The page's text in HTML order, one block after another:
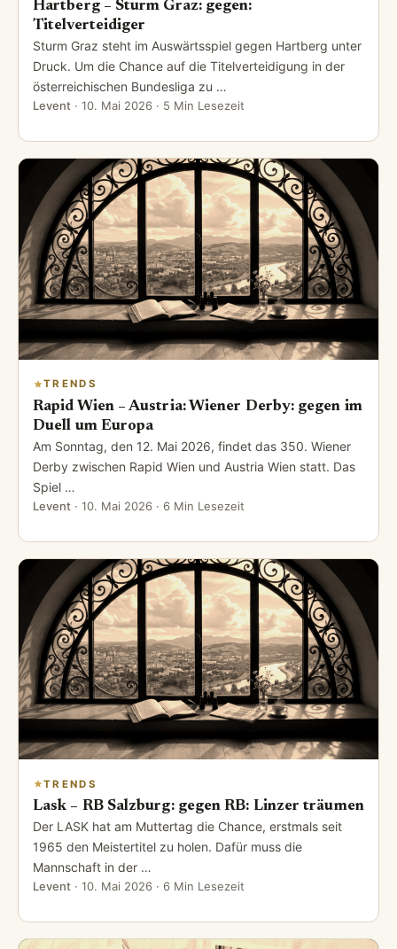
Hartberg – Sturm Graz: gegen:
Titelverteidiger
Sturm Graz steht im Auswärtsspiel gegen Hartberg unter
Druck. Um die Chance auf die Titelverteidigung in der
österreichischen Bundesliga zu …
Levent · 10. Mai 2026 · 5 Min Lesezeit
TRENDS
Rapid Wien – Austria: Wiener Derby: gegen im
Duell um Europa
Am Sonntag, den 12. Mai 2026, findet das 350. Wiener
Derby zwischen Rapid Wien und Austria Wien statt. Das
Spiel …
Levent · 10. Mai 2026 · 6 Min Lesezeit
TRENDS
Lask – RB Salzburg: gegen RB: Linzer träumen
Der LASK hat am Muttertag die Chance, erstmals seit
1965 den Meistertitel zu holen. Dafür muss die
Mannschaft in der …
Levent · 10. Mai 2026 · 6 Min Lesezeit